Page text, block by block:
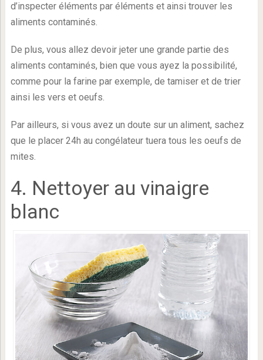
d’inspecter éléments par éléments et ainsi trouver les
aliments contaminés.
De plus, vous allez devoir jeter une grande partie des
aliments contaminés, bien que vous ayez la possibilité,
comme pour la farine par exemple, de tamiser et de trier
ainsi les vers et oeufs.
Par ailleurs, si vous avez un doute sur un aliment, sachez
que le placer 24h au congélateur tuera tous les oeufs de
mites.
4. Nettoyer au vinaigre
blanc